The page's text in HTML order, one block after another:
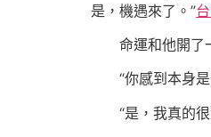
是，機遇來了。”
命運和他開了一
“你感到本身是
“是，我真的很